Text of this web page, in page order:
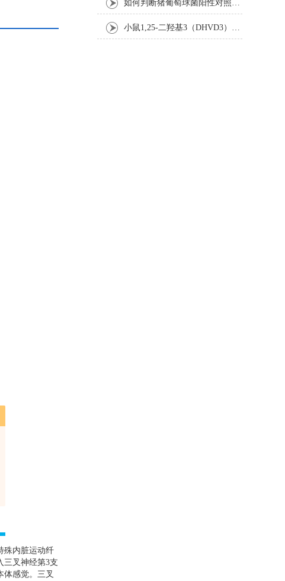
殊内脏运动纤
三叉神经第3支
体感觉。三叉
如何判断猪葡萄球菌阳性对照是否失效
小鼠1,25-二羟基3（DHVD3）elisa试剂盒操作步骤